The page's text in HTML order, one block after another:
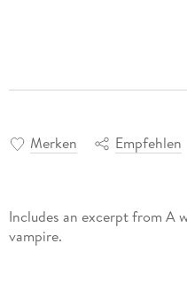
Merken Empfehlen
Includes an excerpt from A
vampire.